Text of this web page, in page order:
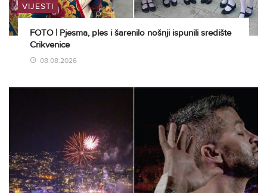
VIJESTI
FOTO | Pjesma, ples i šarenilo nošnji ispunili središte
Crikvenice
08.08.2026